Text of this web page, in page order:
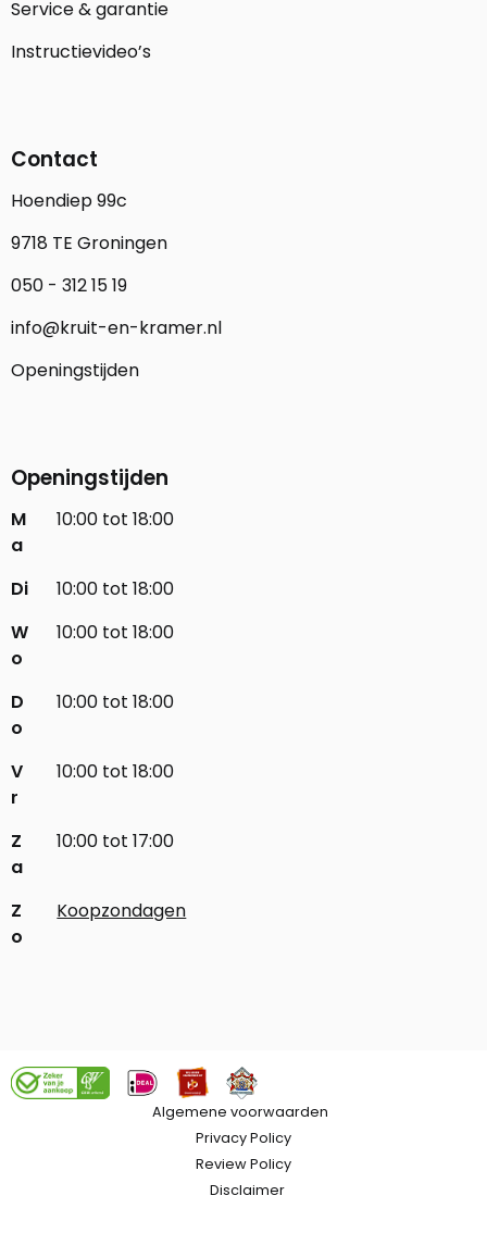
Service & garantie
Instructievideo’s
Contact
Hoendiep 99c
9718 TE Groningen
050 - 312 15 19
info@kruit-en-kramer.nl
Openingstijden
Openingstijden
M
a
10:00 tot 18:00
Di
10:00 tot 18:00
W
o
10:00 tot 18:00
D
o
10:00 tot 18:00
V
r
10:00 tot 18:00
Z
a
10:00 tot 17:00
Z
o
Koopzondagen
Algemene voorwaarden
Privacy Policy
Review Policy
Disclaimer